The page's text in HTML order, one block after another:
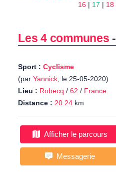
16 | 17 | 18
Les 4 communes -
Sport : Cyclisme
(par Yannick, le 25-05-2020)
Lieu : Robecq / 62 / France
Distance : 20.24 km
Afficher le parcours
Messagerie